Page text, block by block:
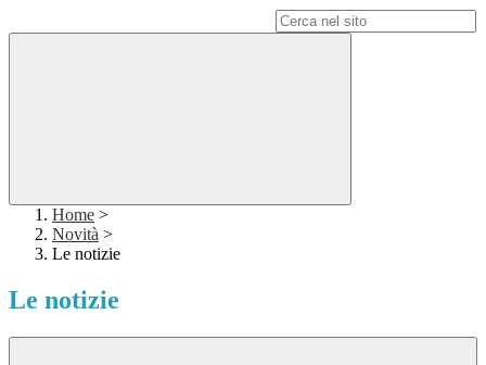
Home >
Novità >
Le notizie
Le notizie